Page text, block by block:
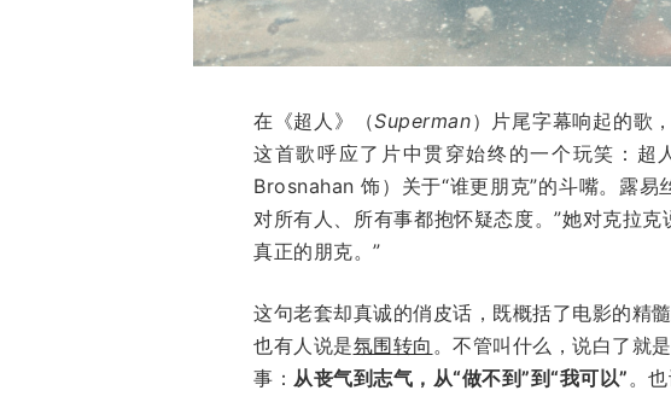
在《超人》（Superman）片尾字幕响起的歌
这首歌呼应了片中贯穿始终的一个玩笑：
Brosnahan 饰）关于“谁更朋克”的斗嘴。露
对所有人、所有事都抱怀疑态度。”她对克拉
真正的朋克。”
这句老套却真诚的俏皮话，既概括了电影的精
也有人说是氛围转向 。不管叫什么，说白了就
事： 从丧气到志气，从“做不到”到“我可以” 。